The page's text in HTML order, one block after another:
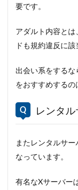
要です。
アダルト内容と
ドも規約違反に該
出会い系をする
をおすすめするの
レンタ
またレンタルサ
なっています。
有名なXサーバー